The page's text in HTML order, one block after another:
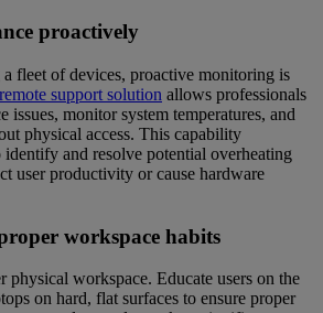
proactively
fleet of devices, proactive monitoring is
remote support solution allows professionals
issues, monitor system temperatures, and
physical access. This capability
and resolve potential overheating
user productivity or cause hardware
workspace habits
physical workspace. Educate users on the
on hard, flat surfaces to ensure proper